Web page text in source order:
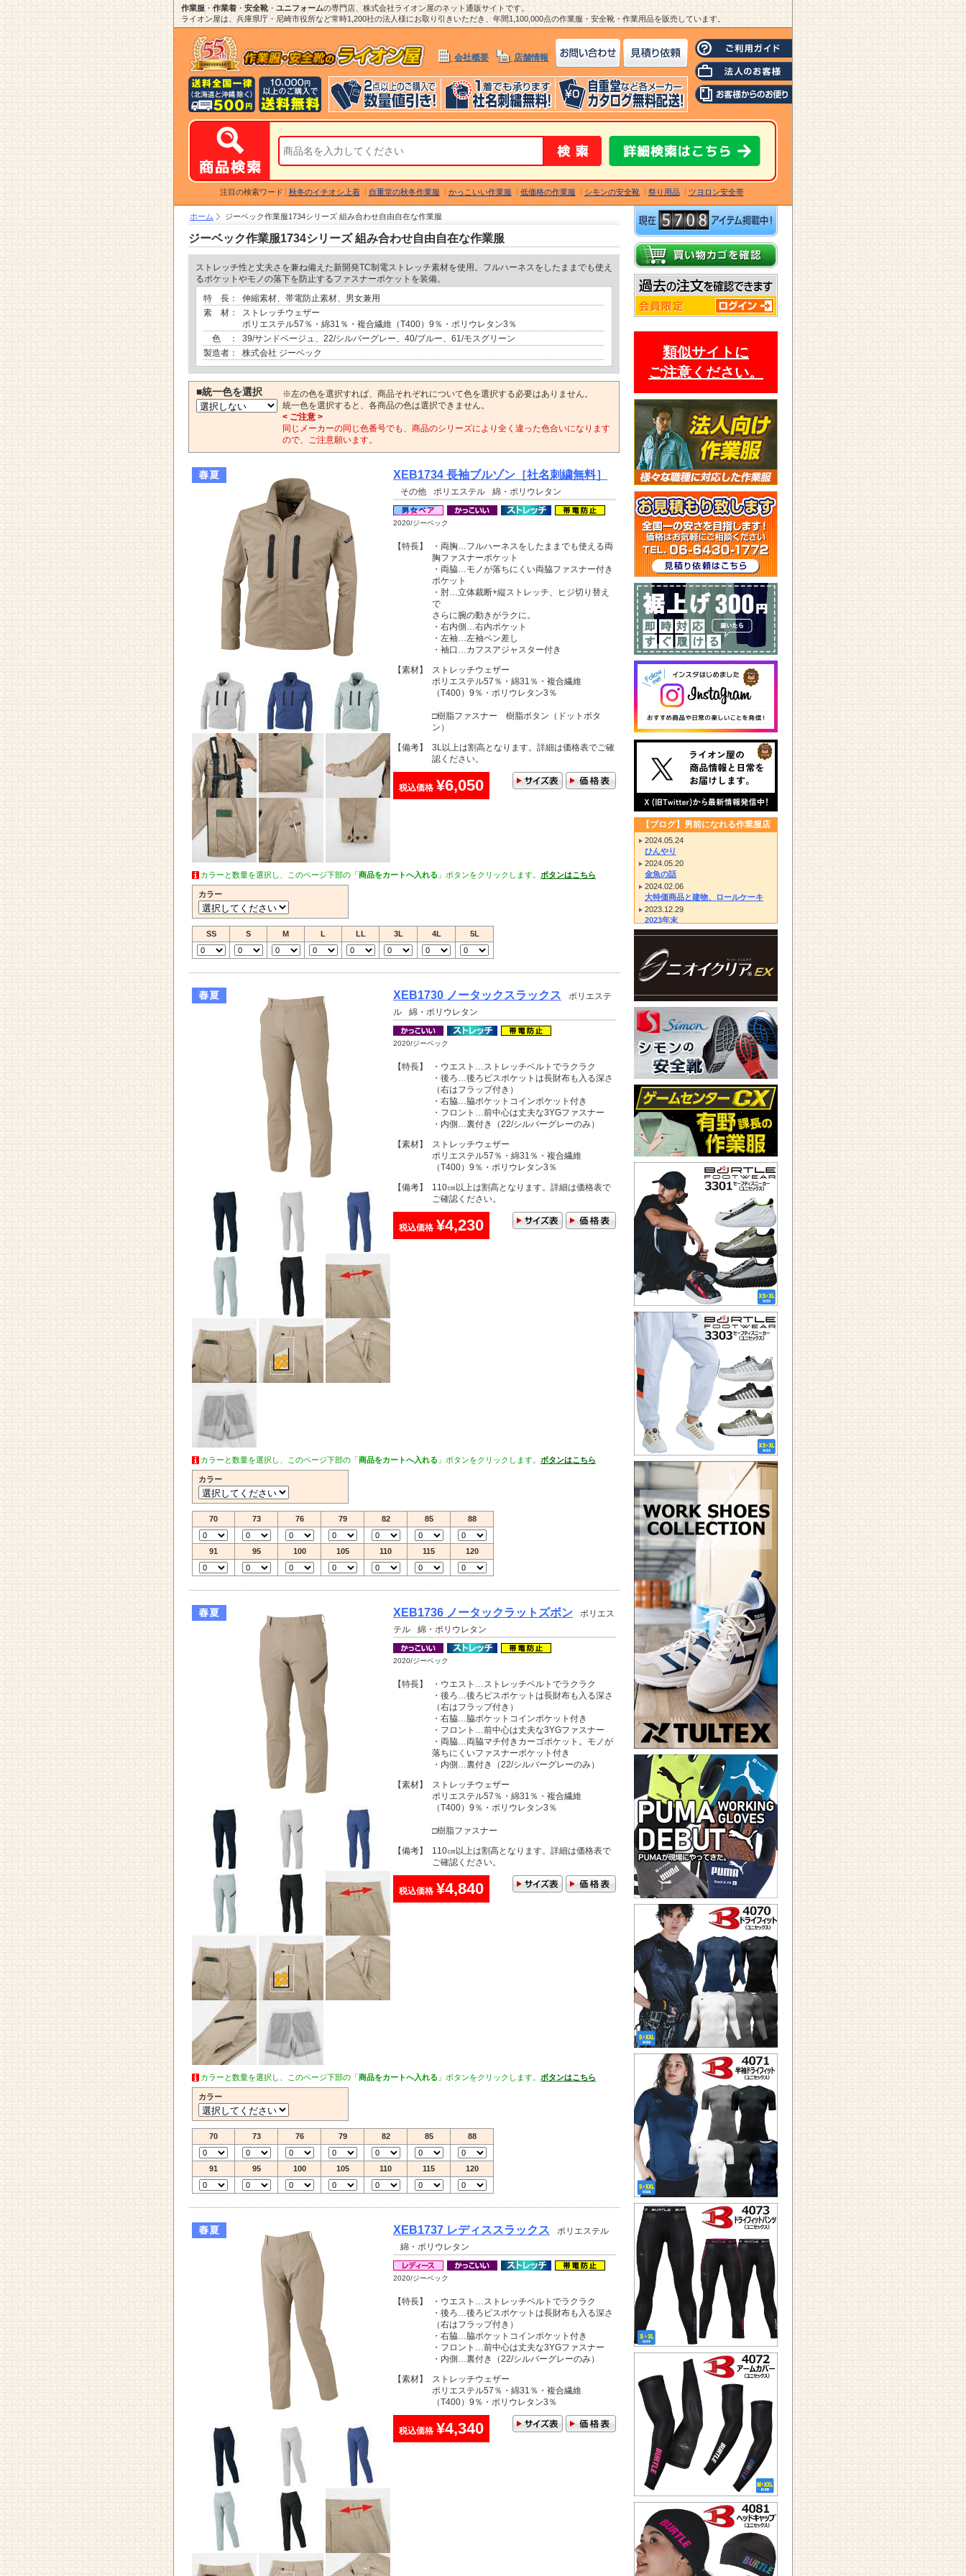
作業服 ・ 作業着 ・ 安全靴・ ユニフォームの専門店、株式会社ライオン屋のネット通販サイトです。
ライオン屋は、兵庫県庁・尼崎市役所など常時1,200社の法人様にお取り引きいただき、年間1,100,000点の作業服・安全靴・作業用品を販売しています。
会社概要 店舗情報
注目の検索ワード 秋冬のイチオシ上着 自重堂の秋冬作業服 かっこいい作業服 低価格の作業服 シモンの安全靴 祭り用品 ツヨロン安全帯
ホーム ジーベック作業服1734シリーズ 組み合わせ自由自在な作業服
ジーベック作業服1734シリーズ 組み合わせ自由自在な作業服
ストレッチ性と丈夫さを兼ね備えた新開発TC制電ストレッチ素材を使用。フルハーネスをしたままでも使え
るポケットやモノの落下を防止するファスナーポケットを装備。
特 長：
伸縮素材、帯電防止素材、男女兼用
素 材：
ストレッチウェザー
ポリエステル57％・綿31％・複合繊維（T400）9％・ポリウレタン3％
色 ：
39/サンドベージュ、22/シルバーグレー、40/ブルー、61/モスグリーン
製造者：
株式会社 ジーベック
■統一色を選択
※左の色を選択すれば、商品それぞれについて色を選択する必要はありません。
統一色を選択すると、各商品の色は選択できません。
< ご注意 >
同じメーカーの同じ色番号でも、商品のシリーズにより全く違った色合いになります
ので、ご注意願います。
XEB1734 長袖ブルゾン［社名刺繍無料］
その他 ポリエステル 綿・ポリウレタン
2020/ジーベック
【特長】
・両胸…フルハーネスをしたままでも使える両
胸ファスナーポケット
・両脇…モノが落ちにくい両脇ファスナー付き
ポケット
・肘…立体裁断+縦ストレッチ、ヒジ切り替え
で
さらに腕の動きがラクに。
・右内側…右内ポケット
・左袖…左袖ペン差し
・袖口…カフスアジャスター付き
【素材】
ストレッチウェザー
ポリエステル57％・綿31％・複合繊維
（T400）9％・ポリウレタン3％
□樹脂ファスナー 樹脂ボタン（ドットボタ
ン）
【備考】
3L以上は割高となります。詳細は価格表でご確
認ください。
税込価格 ¥6,050
カラーと数量を選択し、このページ下部の「商品をカートへ入れる 」ボタンをクリックします。 ボタンはこちら
カラー
SS S M L LL 3L 4L 5L
XEB1730 ノータックスラックス
ポリエステ
ル
綿・ポリウレタン
2020/ジーベック
【特長】
・ウエスト…ストレッチベルトでラクラク
・後ろ…後ろピスポケットは長財布も入る深さ
（右はフラップ付き）
・右脇…脇ポケットコインポケット付き
・フロント…前中心は丈夫な3YGファスナー
・内側…裏付き（22/シルバーグレーのみ）
【素材】
ストレッチウェザー
ポリエステル57％・綿31％・複合繊維
（T400）9％・ポリウレタン3％
【備考】
110㎝以上は割高となります。詳細は価格表で
ご確認ください。
税込価格 ¥4,230
カラーと数量を選択し、このページ下部の「商品をカートへ入れる 」ボタンをクリックします。 ボタンはこちら
カラー
70 73 76 79 82 85 88
91 95 100 105 110 115 120
XEB1736 ノータックラットズボン
ポリエス
テル
綿・ポリウレタン
2020/ジーベック
【特長】
・ウエスト…ストレッチベルトでラクラク
・後ろ…後ろピスポケットは長財布も入る深さ
（右はフラップ付き）
・右脇…脇ポケットコインポケット付き
・フロント…前中心は丈夫な3YGファスナー
・両脇…両脇マチ付きカーゴポケット。モノが
落ちにくいファスナーポケット付き
・内側…裏付き（22/シルバーグレーのみ）
【素材】
ストレッチウェザー
ポリエステル57％・綿31％・複合繊維
（T400）9％・ポリウレタン3％
□樹脂ファスナー
【備考】
110㎝以上は割高となります。詳細は価格表で
ご確認ください。
税込価格 ¥4,840
カラーと数量を選択し、このページ下部の「商品をカートへ入れる 」ボタンをクリックします。 ボタンはこちら
カラー
70 73 76 79 82 85 88
91 95 100 105 110 115 120
XEB1737 レディススラックス
ポリエステル
綿・ポリウレタン
2020/ジーベック
【特長】
・ウエスト…ストレッチベルトでラクラク
・後ろ…後ろピスポケットは長財布も入る深さ
（右はフラップ付き）
・右脇…脇ポケットコインポケット付き
・フロント…前中心は丈夫な3YGファスナー
・内側…裏付き（22/シルバーグレーのみ）
【素材】
ストレッチウェザー
ポリエステル57％・綿31％・複合繊維
（T400）9％・ポリウレタン3％
税込価格 ¥4,340
類似サイトに
ご注意ください。
【ブログ】男前になれる作業服店
2024.05.24
ひんやり
2024.05.20
金魚の話
2024.02.06
大特価商品と建物、ロールケーキ
2023.12.29
2023年末
2023.12.14